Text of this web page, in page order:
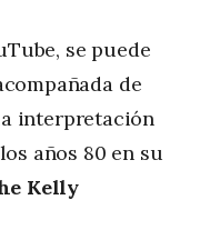
se puede
de
interpretación
años 80 en su
Kelly